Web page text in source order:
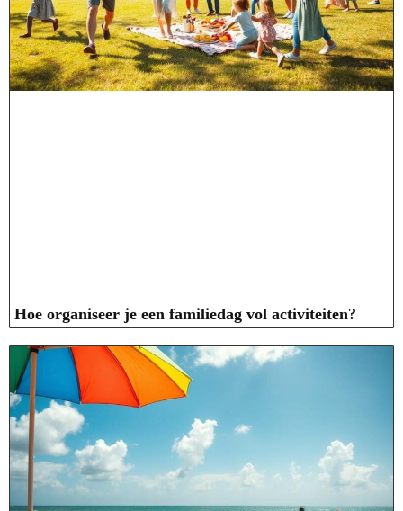
Hoe organiseer je een familiedag vol activiteiten?